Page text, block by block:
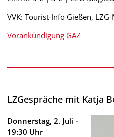
VVK: Tourist-Info Gießen,
Vorankündigung GAZ
LZGespräche mit Katja
Donnerstag, 2. Juli -
19:30 Uhr